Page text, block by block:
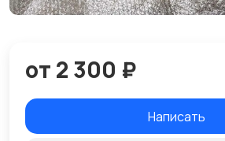
от 2 300 ₽
Написать